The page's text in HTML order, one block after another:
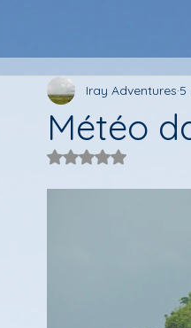
Météo
Iray Adventures 5
Noté NaN étoiles